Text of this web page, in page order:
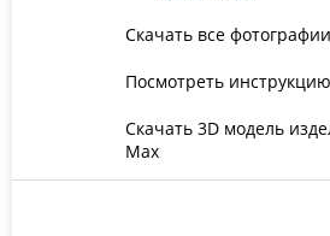
Скачать все
Посмотреть
Скачать 3D модель
Max